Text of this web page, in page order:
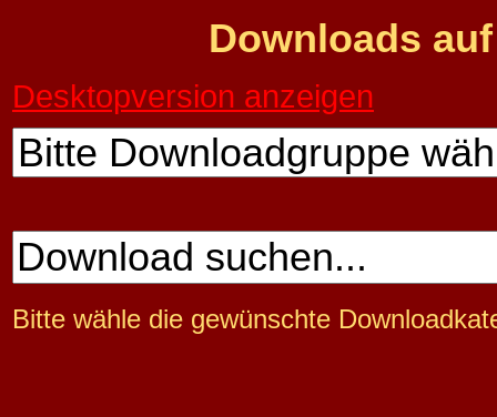
Downloads
Desktopversion anzeigen
Bitte wähle die gewünschte